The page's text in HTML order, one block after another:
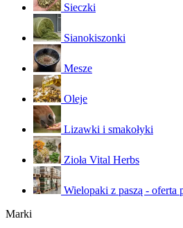
Sieczki
Sianokiszonki
Mesze
Oleje
Lizawki i smakołyki
Zioła Vital Herbs
Wielopaki z paszą - oferta
Marki